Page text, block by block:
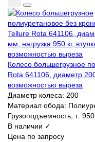
Колесо большегрузное
Rota 641106, диаметр
возможностью выреза
Диаметр колеса: 200
Материал обода:
Грузоподъемность, т: 950
В наличии ✓
Цена по запросу